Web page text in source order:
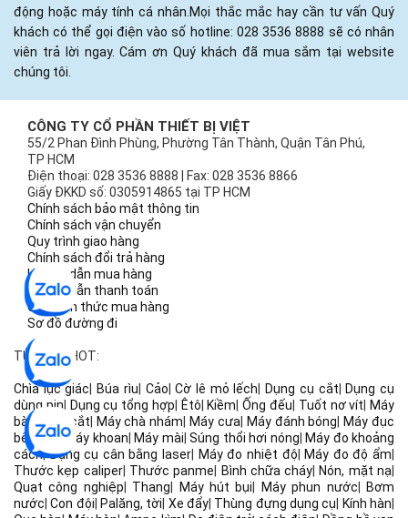
động hoặc máy tính cá nhân.Mọi thắc mắc hay cần tư vấn Quý
khách có thể gọi điện vào số hotline: 028 3536 8888 sẽ có nhân
viên trả lời ngay. Cám ơn Quý khách đã mua sắm tại website
chúng tôi.
CÔNG TY CỔ PHẦN THIẾT BỊ VIỆT
55/2 Phan Đình Phùng, Phường Tân Thành, Quận Tân Phú,
TP HCM
Điện thoại: 028 3536 8888 | Fax: 028 3536 8866
Giấy ĐKKD số: 0305914865 tại TP HCM
Chính sách bảo mật thông tin
Chính sách vận chuyển
Quy trình giao hàng
Chính sách đổi trả hàng
Hướng dẫn mua hàng
Hướng dẫn thanh toán
Các hình thức mua hàng
Sơ đồ đường đi
TỪ KHÓA HOT:
Chìa lục giác Búa rìu Cảo |Cờ lê mỏ lếch Dụng cụ cắt
Dụng cụ
dùng pin
Dụng cụ tổng hợp Êtô Kiềm |Ống đếu Tuốt nơ vít
Máy
bào|Máy cắt Máy chà nhám Máy cưa Máy đánh bóng
Máy đục
bê tông|Máy khoan Máy mài Súng thổi hơi nóng Máy đo khoảng
cách|Dụng cụ cân bằng laser Máy đo nhiệt độ Máy đo độ ẩm
Thước kẹp caliper| Thước panme Bình chữa cháy Nón, mặt nạ
Quạt công nghiệp
Thang Máy hút bụi Máy phun nước
Bơm
nước |Con đội Palăng, tời Xe đẩy Thùng đựng dụng cụ Kính hàn